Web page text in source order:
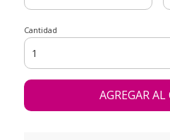
Cantidad
AGREGAR